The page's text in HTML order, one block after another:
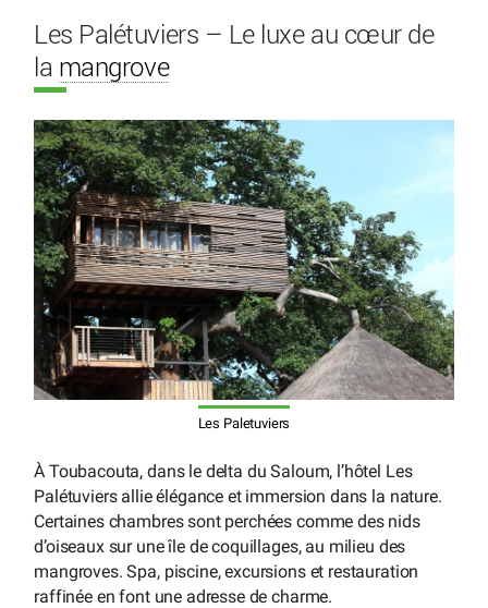
Les Palétuviers – Le luxe au cœur de
la mangrove
Les Paletuviers
À Toubacouta, dans le delta du Saloum, l’hôtel Les
Palétuviers allie élégance et immersion dans la nature.
Certaines chambres sont perchées comme des nids
d’oiseaux sur une île de coquillages, au milieu des
mangroves. Spa, piscine, excursions et restauration
raffinée en font une adresse de charme.